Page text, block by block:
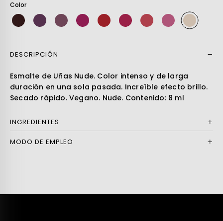
Color
DESCRIPCIÓN
Esmalte de Uñas Nude. Color intenso y de larga
duración en una sola pasada. Increíble efecto brillo.
Secado rápido. Vegano. Nude. Contenido: 8 ml
INGREDIENTES
MODO DE EMPLEO